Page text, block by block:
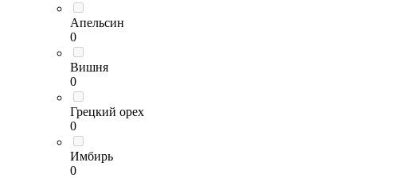
Апельсин
0
Вишня
0
Грецкий орех
0
Имбирь
0